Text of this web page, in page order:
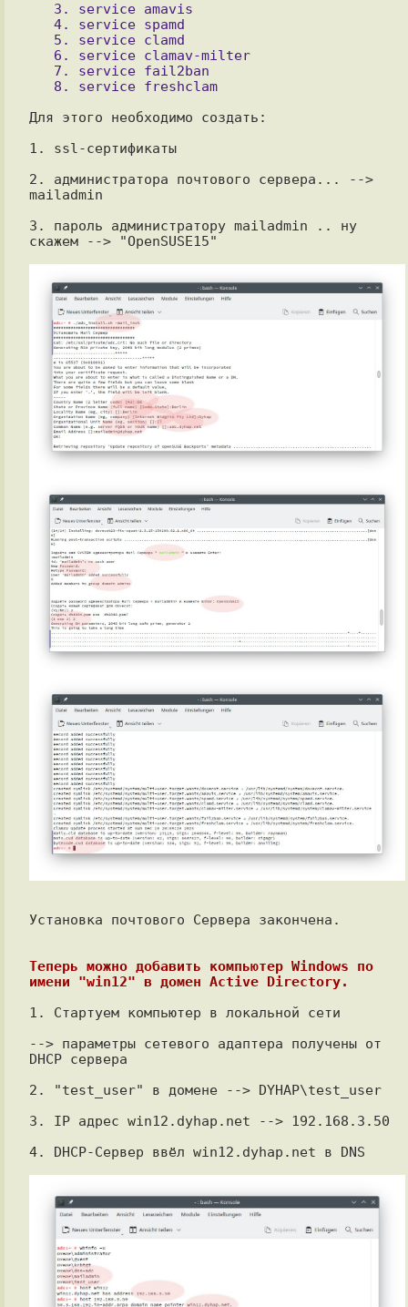
   8. service freshclam
Для этого необходимо создать:
1. ssl-сертификаты
2. администратора почтового сервера... -->
mailadmin
3. пароль администратору mailadmin .. ну
скажем --> "OpenSUSE15"
Установка почтового Сервера закончена.
Теперь можно добавить компьютер Windows по
имени "win12" в домен Active Directory.
1. Стартуем компьютер в локальной сети
--> параметры сетевого адаптера получены от
DHCP сервера
2. "test_user" в домене --> DYHAP\test_user
3. IP адрес win12.dyhap.net --> 192.168.3.50
4. DHCP-Сервер ввёл win12.dyhap.net в DNS